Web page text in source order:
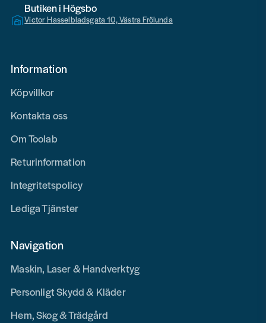
Butiken i Högsbo
Victor Hasselbladsgata 10, Västra Frölunda
Information
Köpvillkor
Kontakta oss
Om Toolab
Returinformation
Integritetspolicy
Lediga Tjänster
Navigation
Maskin, Laser & Handverktyg
Personligt Skydd & Kläder
Hem, Skog & Trädgård